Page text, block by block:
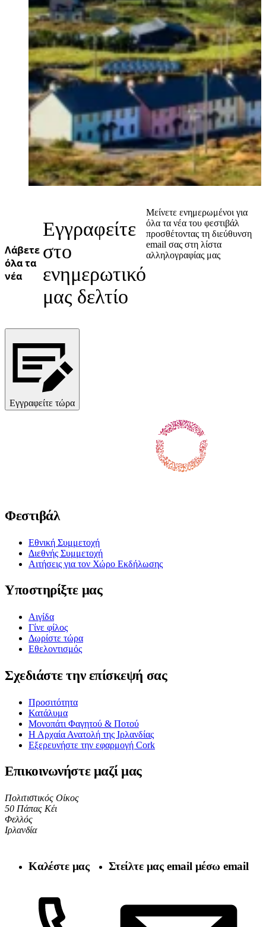
Λάβετε
όλα τα
νέα
Εγγραφείτε
στο
ενημερωτικό
μας δελτίο
Μείνετε ενημερωμένοι για
όλα τα νέα του φεστιβάλ
προσθέτοντας τη διεύθυνση
email σας στη λίστα
αλληλογραφίας μας
Εγγραφείτε τώρα
Φεστιβάλ
Εθνική Συμμετοχή
Διεθνής Συμμετοχή
Αιτήσεις για τον Χώρο Εκδήλωσης
Υποστηρίξτε μας
Αιγίδα
Γίνε φίλος
Δωρίστε τώρα
Εθελοντισμός
Σχεδιάστε την επίσκεψή σας
Προσιτότητα
Κατάλυμα
Μονοπάτι Φαγητού & Ποτού
Η Αρχαία Ανατολή της Ιρλανδίας
Εξερευνήστε την εφαρμογή Cork
Επικοινωνήστε μαζί μας
Πολιτιστικός Οίκος
50 Πάπας Κέι
Φελλός
Ιρλανδία
Καλέστε μας Στείλτε μας email μέσω email